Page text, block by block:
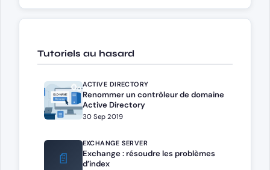
Tutoriels au hasard
ACTIVE DIRECTORY
Renommer un contrôleur de domaine
Active Directory
30 Sep 2019
📄
EXCHANGE SERVER
Exchange : résoudre les problèmes
d’index